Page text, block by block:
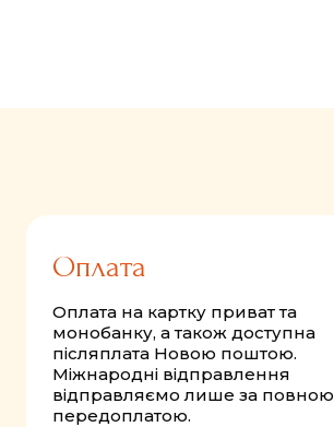
Оплата
Оплата на картку приват та
монобанку, а також доступна
післяплата Новою поштою.
Міжнародні відправлення
відправляємо лише за повною
передоплатою.